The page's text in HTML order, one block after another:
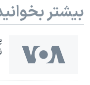
بیشتر